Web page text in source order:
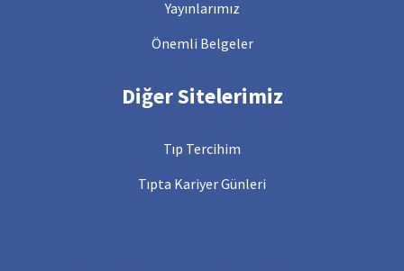
Yayınlarımız
Önemli Belgeler
Diğer Sitelerimiz
Tıp Tercihim
Tıpta Kariyer Günleri